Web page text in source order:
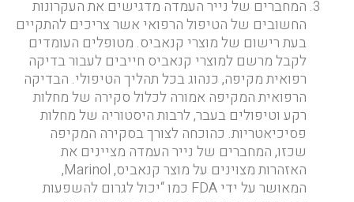
המחברים של נייר העמדה מדגישים את העקרונות
החשובים של הטיפול הרפואי אשר צריכים להתקיים
בעת רישום של מוצרי קנאביס. מטופלים העומדים
לקבל מרשם למוצרי קנאביס חייבים לעבור בדיקה
רפואית מקיפה, כנהוג בכל תהליך הטיפולי. הבדיקה
הרפואית המקיפה אמורה לכלול סקירה של מחלות
רקע וטיפולים בעבר, לרבות היסטוריה של מחלות
פסיכיאטריות. כהוכחה לצורך בסקירה המקיפה
שכזו, המחברים של נייר העמדה מציינים את
האזהרות מצוינים על מוצר קנאביס, Marinol,
המאושר על ידי FDA כמו “יכול לגרום להשפעות